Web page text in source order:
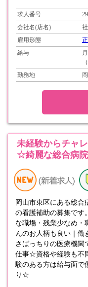
求人番号
会社名(店名)
雇用形態
給与
勤務地
未経験からチャ
☆綺麗な総合病
岡山市東区にある総合
の看護補助の募集です
な職場・残業少なめ・
んのお人柄も良い｜働
さばっちりの医療機関
仕事☆資格や経験も不
験のある方は給与面で
り☆